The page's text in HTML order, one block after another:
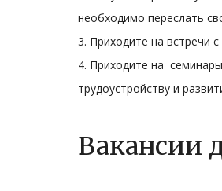
необходимо переслать
3. Приходите на встречи
4. Приходите на
трудоустройству и
Вакансии